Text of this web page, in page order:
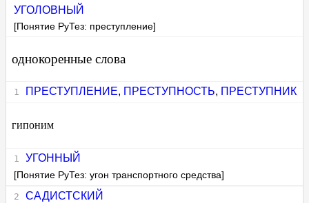
УГОЛОВНЫЙ
[Понятие РуТез: преступление]
однокоренные слова
ПРЕСТУПЛЕНИЕ, ПРЕСТУПНОСТЬ, ПРЕСТУПНИК
гипоним
УГОННЫЙ
[Понятие РуТез: угон транспортного средства]
САДИСТСКИЙ